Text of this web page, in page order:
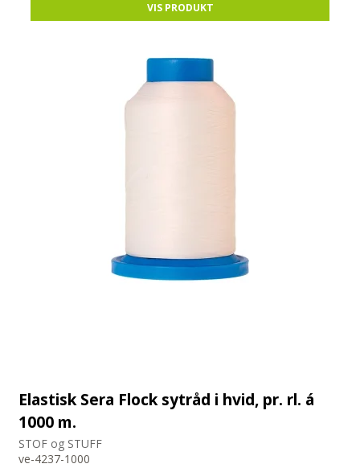
VIS PRODUKT
Elastisk Sera Flock sytråd i hvid, pr. rl. á
1000 m.
STOF og STUFF
ve-4237-1000